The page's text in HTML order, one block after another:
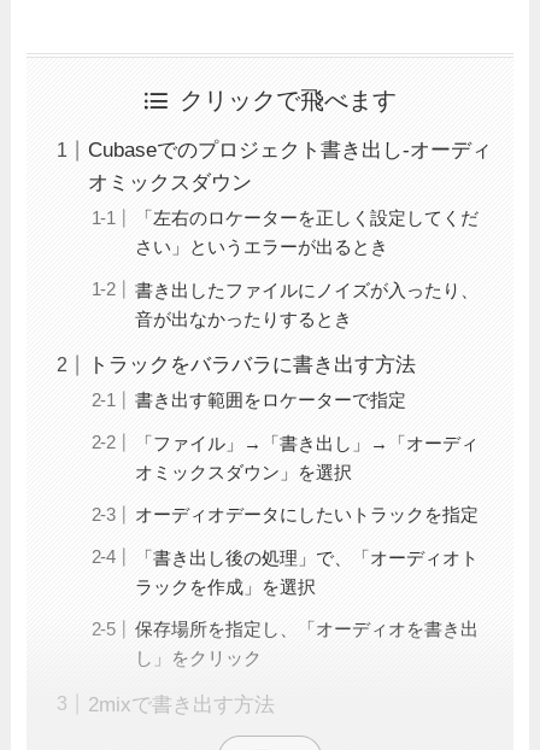
クリックで飛べます
Cubaseでのプロジェクト書き出し-オーディ
オミックスダウン
「左右のロケーターを正しく設定してくだ
さい」というエラーが出るとき
書き出したファイルにノイズが入ったり、
音が出なかったりするとき
トラックをバラバラに書き出す方法
書き出す範囲をロケーターで指定
「ファイル」→「書き出し」→「オーディ
オミックスダウン」を選択
オーディオデータにしたいトラックを指定
「書き出し後の処理」で、「オーディオト
ラックを作成」を選択
保存場所を指定し、「オーディオを書き出
し」をクリック
2mixで書き出す方法